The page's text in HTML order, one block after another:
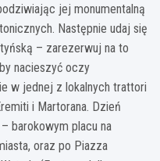
jej monumentalną
Następnie udaj się
– zarezerwuj na to
nacieszyć oczy
w jednej z lokalnych trattori
i Martorana. Dzień
barokowym placu na
oraz po Piazza